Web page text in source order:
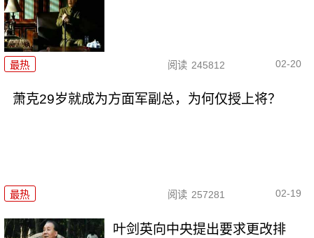
最热 阅读 245812 02-20
萧克29岁就成为方面军副总，为何仅授上将？
最热 阅读 257281 02-19
叶剑英向中央提出要求更改排